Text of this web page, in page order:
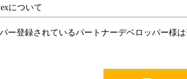
について
ー登録されているパートナーデベロッパー様